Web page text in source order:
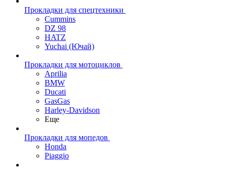
Прокладки для спецтехники
Cummins
DZ 98
HATZ
Yuchai (Ючай)
Прокладки для мотоциклов
Aprilia
BMW
Ducati
GasGas
Harley-Davidson
Еще
Прокладки для мопедов
Honda
Piaggio